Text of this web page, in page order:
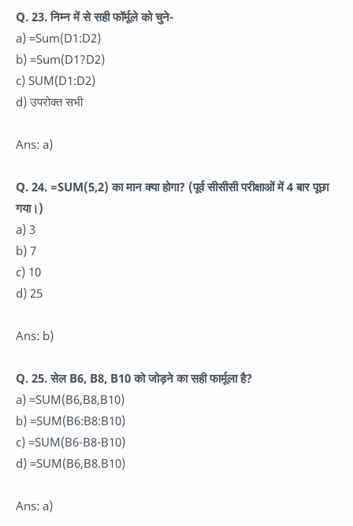
Q. 23. निम्न में से सही फॉर्मूले को चुने-
a) =Sum(D1:D2)
b) =Sum(D1?D2)
c) SUM(D1:D2)
d) उपरोक्त सभी
Ans: a)
Q. 24. =SUM(5,2) का मान क्या होगा? (पूर्व सीसीसी परीक्षाओं में 4 बार पूछा
गया।)
a) 3
b) 7
c) 10
d) 25
Ans: b)
Q. 25. सेल B6, B8, B10 को जोड़ने का सही फार्मूला है?
a) =SUM(B6,B8,B10)
b) =SUM(B6:B8:B10)
c) =SUM(B6-B8-B10)
d) =SUM(B6,B8.B10)
Ans: a)